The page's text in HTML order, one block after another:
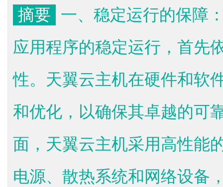
摘要
一、稳定运行的保障
应用程序的稳定运行，首先
性。天翼云主机在硬件和软
和优化，以确保其卓越的可
面，天翼云主机采用高性能
电源、散热系统和网络设备